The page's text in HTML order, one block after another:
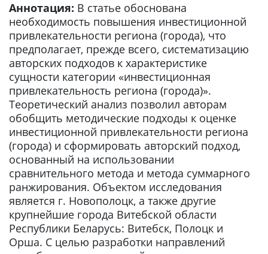
Аннотация: В статье обоснована
необходимость повышения инвестиционной
привлекательности региона (города), что
предполагает, прежде всего, систематизацию
авторских подходов к характеристике
сущности категории «инвестиционная
привлекательность региона (города)».
Теоретический анализ позволил авторам
обобщить методические подходы к оценке
инвестиционной привлекательности региона
(города) и сформировать авторский подход,
основанный на использовании
сравнительного метода и метода суммарного
ранжирования. Объектом исследования
является г. Новополоцк, а также другие
крупнейшие города Витебской области
Республики Беларусь: Витебск, Полоцк и
Орша. С целью разработки направлений